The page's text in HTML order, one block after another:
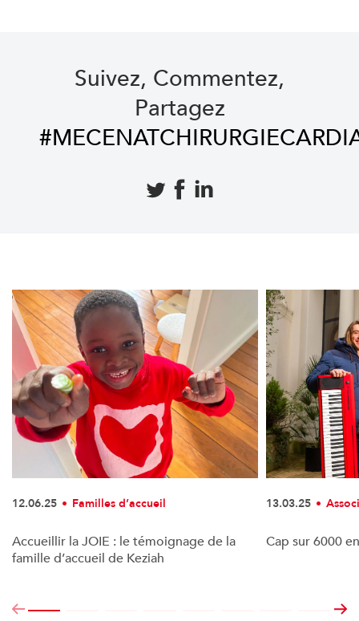
Suivez, Commentez,
Partagez
12.06.25 Familles d’accueil
Accueillir la JOIE : le témoignage de la
famille d’accueil de Keziah
13.03.25
Cap sur 6000